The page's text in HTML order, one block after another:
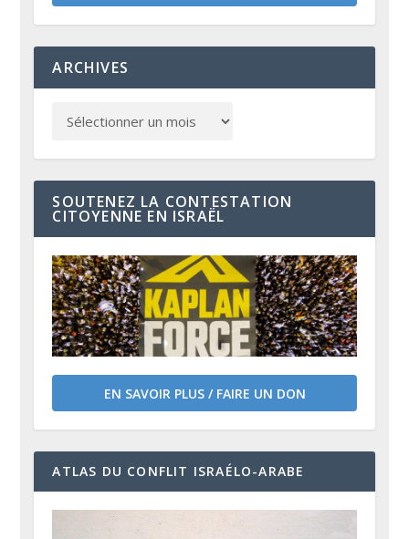
ARCHIVES
SOUTENEZ LA CONTESTATION
CITOYENNE EN ISRAËL
EN SAVOIR PLUS / FAIRE UN DON
ATLAS DU CONFLIT ISRAÉLO-ARABE